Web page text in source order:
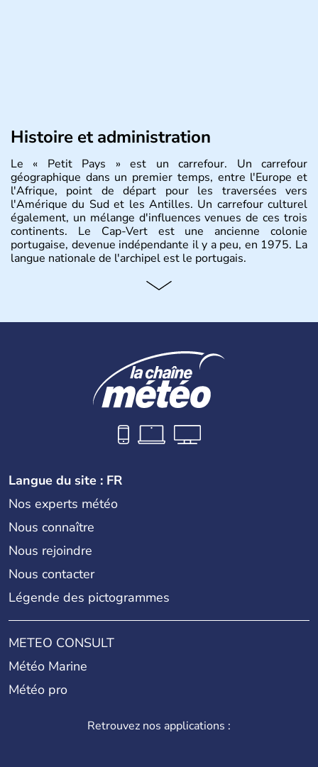
Histoire et administration
Le « Petit Pays » est un carrefour. Un carrefour
géographique dans un premier temps, entre l'Europe et
l'Afrique, point de départ pour les traversées vers
l'Amérique du Sud et les Antilles. Un carrefour culturel
également, un mélange d'influences venues de ces trois
continents. Le Cap-Vert est une ancienne colonie
portugaise, devenue indépendante il y a peu, en 1975. La
langue nationale de l'archipel est le portugais.
Langue du site : FR
Nos experts météo
Nous connaître
Nous rejoindre
Nous contacter
Légende des pictogrammes
METEO CONSULT
Météo Marine
Météo pro
Retrouvez nos applications :